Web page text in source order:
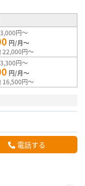
円～
円/月～
22,000円～
円～
円/月～
16,500円～
電話する